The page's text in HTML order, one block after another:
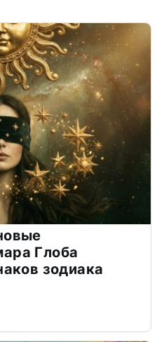
Глоба
зодиака